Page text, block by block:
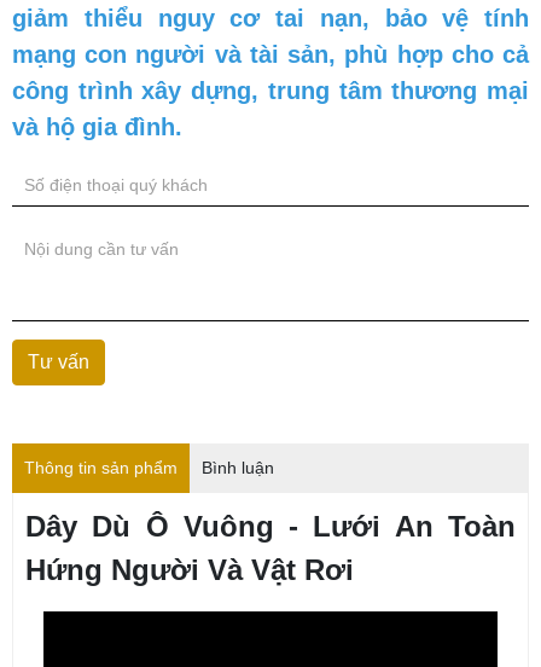
giảm thiểu nguy cơ tai nạn, bảo vệ tính
mạng con người và tài sản, phù hợp cho cả
công trình xây dựng, trung tâm thương mại
và hộ gia đình.
Thông tin sản phẩm Bình luận
Dây Dù Ô Vuông - Lưới An Toàn
Hứng Người Và Vật Rơi